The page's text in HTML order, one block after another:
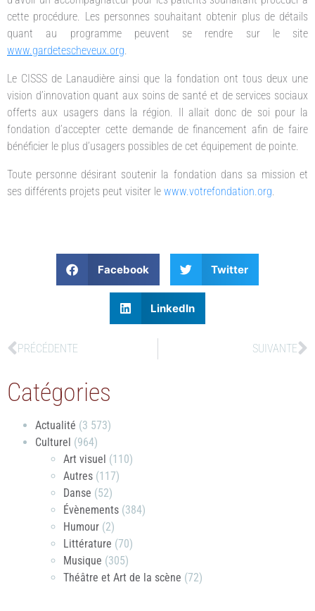
cette procédure. Les personnes souhaitant obtenir plus de détails
quant au programme peuvent se rendre sur le site
www.gardetescheveux.org.
Le CISSS de Lanaudière ainsi que la fondation ont tous deux une
vision d’innovation quant aux soins de santé et de services sociaux
offerts aux usagers dans la région. Il allait donc de soi pour la
fondation d’accepter cette demande de financement afin de faire
bénéficier le plus d’usagers possibles de cet équipement de pointe.
Toute personne désirant soutenir la fondation dans sa mission et
ses différents projets peut visiter le www.votrefondation.org.
Facebook Twitter
LinkedIn
PRÉCÉDENTE SUIVANTE
Catégories
Actualité (3 573)
Culturel (964)
Art visuel (110)
Autres (117)
Danse (52)
Évènements (384)
Humour (2)
Littérature (70)
Musique (305)
Théâtre et Art de la scène (72)